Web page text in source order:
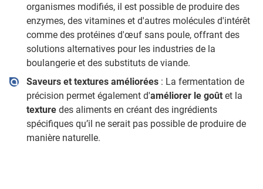
organismes modifiés, il est possible de produire des
enzymes, des vitamines et d'autres molécules d'intérêt
comme des protéines d'œuf sans poule, offrant des
solutions alternatives pour les industries de la
boulangerie et des substituts de viande.
Saveurs et textures améliorées: La fermentation de
précision permet également d'améliorer le goûtet la
texture des aliments en créant des ingrédients
spécifiques qu’il ne serait pas possible de produire de
manière naturelle.